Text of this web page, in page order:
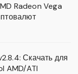
Radeon Vega
Скачать для
AMD/ATI